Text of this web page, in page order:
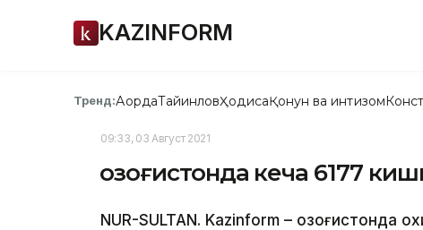
KAZINFORM
Тренд:АқордаТайинловҲодисаҚонун ва интизом
09:33, 03 Август 2021
Қозоғистонда кеча 6177
NUR-SULTAN. Kazinform – Қозоғистонда